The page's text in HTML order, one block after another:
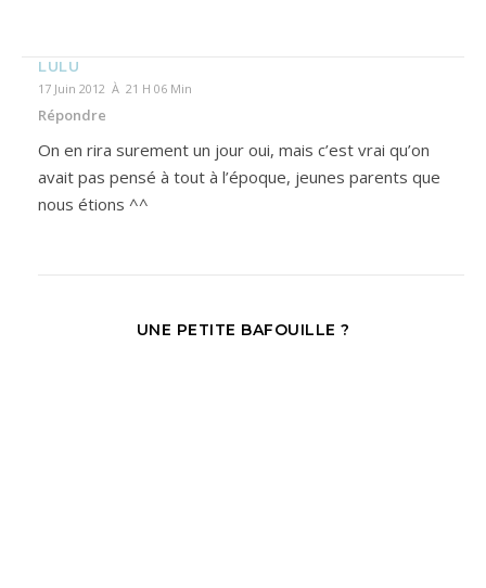
LULU
17 Juin 2012 À 21 H 06 Min
Répondre
On en rira surement un jour oui, mais c’est vrai qu’on
avait pas pensé à tout à l’époque, jeunes parents que
nous étions ^^
UNE PETITE BAFOUILLE ?